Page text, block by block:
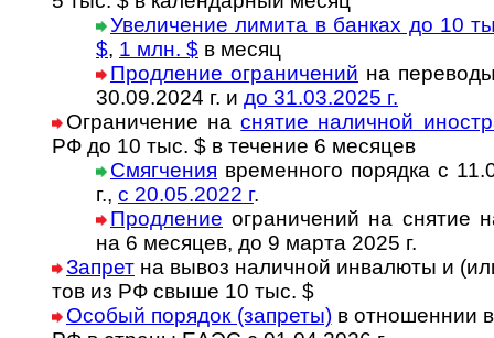
Увеличение лимита в банках до 10
$, 1 млн. $ в месяц
Продление ог­ра­ни­че­ний на
30.09.2024 г. и до 31.03.2025 г.
Ограничение наснятие наличной
РФ до 10 тыс. $ в те­че­ние 6 месяцев
Смягчения временного порядка с
г., с 20.05.2022 г.
Продление ограничений на снятие
на 6 ме­ся­цев, до 9 марта 2025 г.
Запрет на вывоз наличной инва­лю­ты и
тов из РФ свыше 10 тыс. $
Особый порядок (запреты)в отношеннии